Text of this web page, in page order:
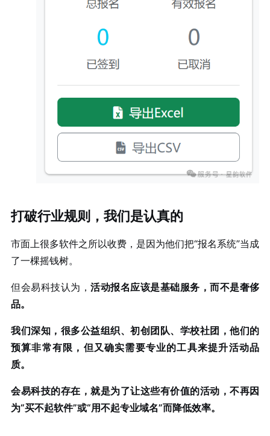
打破行业规则，我们是认真的
市面上很多软件之所以收费，是因为他们把“报名系统”当成
了一棵摇钱树。
但会易科技认为， 活动报名应该是基础服务，而不是奢侈
品。
我们深知，很多公益组织、初创团队、学校社团，他们的
预算非常有限，但又确实需要专业的工具来提升活动品
质。
会易科技的存在，就是为了让这些有价值的活动，不再因
为“买不起软件”或“用不起专业域名”而降低效率。